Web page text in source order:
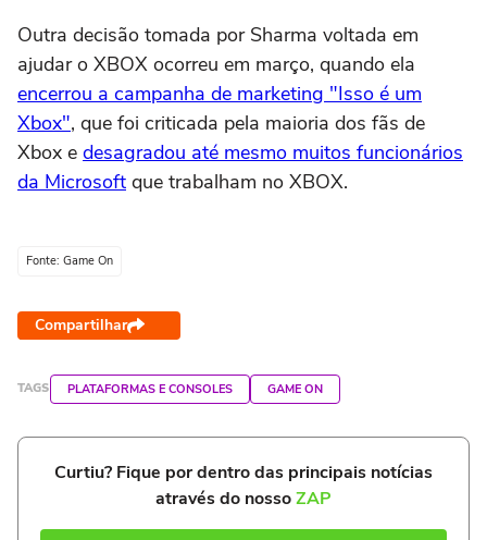
Outra decisão tomada por Sharma voltada em
ajudar o XBOX ocorreu em março, quando ela
encerrou a campanha de marketing "Isso é um
Xbox", que foi criticada pela maioria dos fãs de
Xbox e desagradou até mesmo muitos funcionários
da Microsoft que trabalham no XBOX.
Fonte: Game On
Compartilhar
TAGS PLATAFORMAS E CONSOLES GAME ON
Curtiu? Fique por dentro das principais notícias
através do nossoZAP